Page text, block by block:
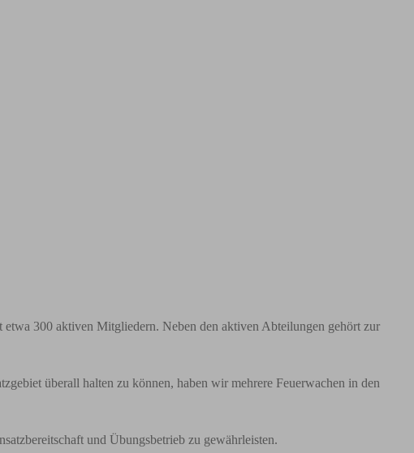
300 aktiven Mitgliedern. Neben den aktiven Abteilungen gehört zur
überall halten zu können, haben wir mehrere Feuerwachen in den
und Übungsbetrieb zu gewährleisten.